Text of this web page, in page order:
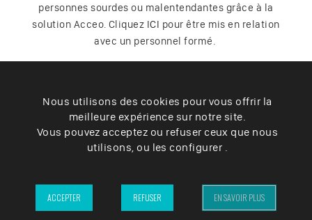
personnes sourdes ou malentendantes grâce à la
solution Acceo. Cliquez ICI pour être mis en relation
avec un personnel formé.
Plan du site Contact Vos données
Cookies
Accessibilité
– Ville du Teich ©2025 –
Nous utilisons des cookies pour vous offrir la
meilleure expérience sur notre site.
Vous pouvez acceptez ou refuser ceux que nous
utilisons, ou les configurer .
ACCEPTER REFUSER EN SAVOIR PLUS